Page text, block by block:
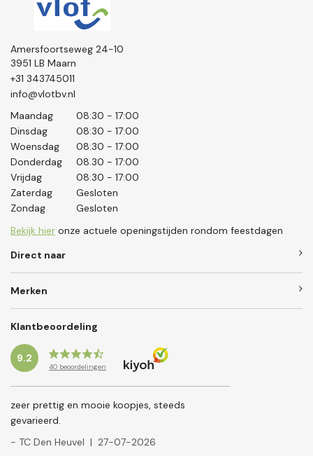
Amersfoortseweg 24-10
3951 LB Maarn
+31 343745011
info@vlotbv.nl
Maandag
08:30 - 17:00
Dinsdag
08:30 - 17:00
Woensdag
08:30 - 17:00
Donderdag
08.30 - 17:00
Vrijdag
08:30 - 17:00
Zaterdag
Gesloten
Zondag
Gesloten
Bekijk hier onze actuele openingstijden rondom feestdagen
Direct naar
Merken
Klantbeoordeling
9.2
40 beoordelingen
zeer prettig en mooie koopjes, steeds
gevarieerd.
- TC Den Heuvel | 27-07-2026